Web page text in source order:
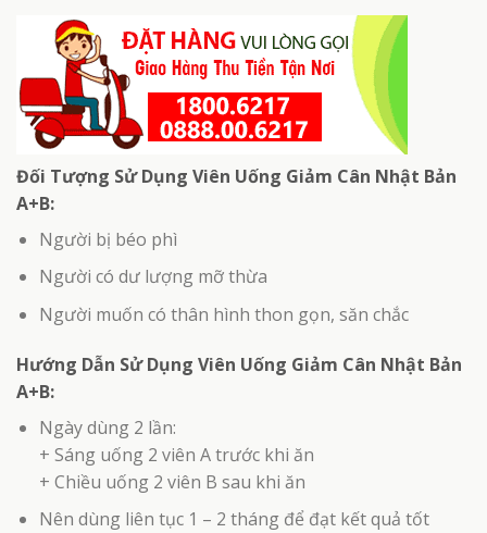
Đối Tượng Sử Dụng Viên Uống Giảm Cân Nhật Bản
A+B:
Người bị béo phì
Người có dư lượng mỡ thừa
Người muốn có thân hình thon gọn, săn chắc
Hướng Dẫn Sử Dụng Viên Uống Giảm Cân Nhật Bản
A+B:
Ngày dùng 2 lần:
+ Sáng uống 2 viên A trước khi ăn
+ Chiều uống 2 viên B sau khi ăn
Nên dùng liên tục 1 – 2 tháng để đạt kết quả tốt